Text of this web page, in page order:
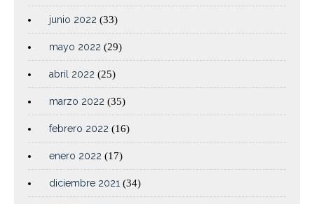
junio 2022 (33)
mayo 2022 (29)
abril 2022 (25)
marzo 2022 (35)
febrero 2022 (16)
enero 2022 (17)
diciembre 2021 (34)